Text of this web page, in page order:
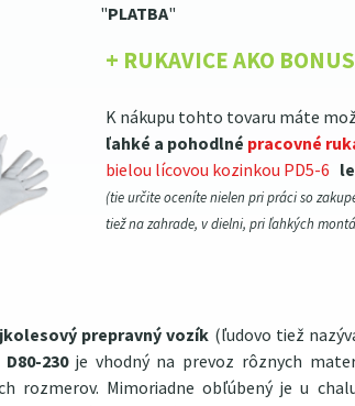
"PLATBA"
+ RUKAVICE AKO BONUS
K nákupu tohto tovaru máte
ľahké a pohodlné pracovné
bielou lícovou kozinkou PD5-6
(tie určite oceníte nielen pri práci so
tiež na zahrade, v dielni, pri ľahkých
prepravný vozík (ľudovo tiež
D80-230je vhodný na prevoz rôznych
rozmerov. Mimoriadne obľúbený je u